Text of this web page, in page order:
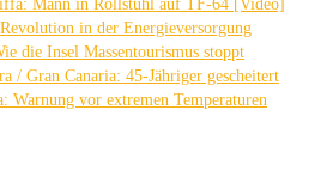
Mann in Rollstuhl auf TF-64 [Video]
in der Energieversorgung
die Insel Massentourismus stoppt
/ Gran Canaria: 45-Jähriger gescheitert
Warnung vor extremen Temperaturen